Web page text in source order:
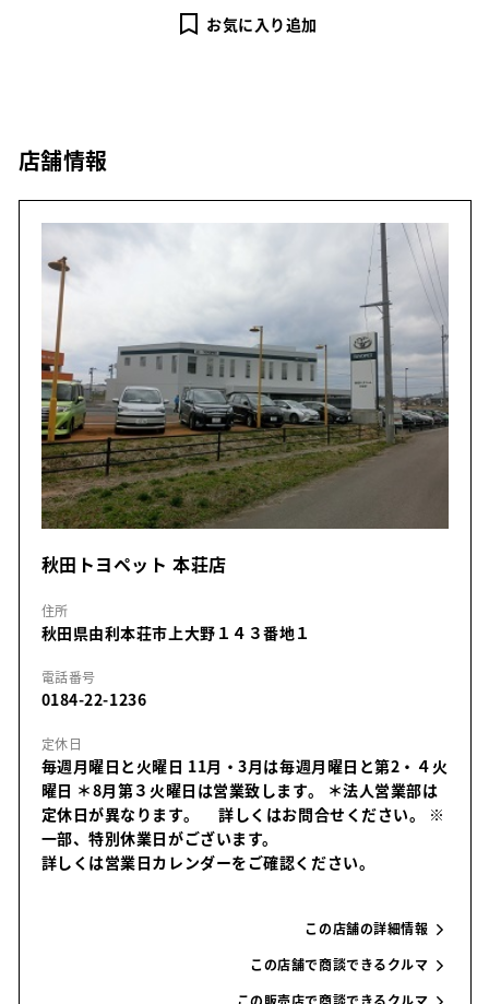
お気に入り追加
店舗情報
秋田トヨペット 本荘店
住所
秋田県由利本荘市上大野１４３番地１
電話番号
0184-22-1236
定休日
毎週月曜日と火曜日 11月・3月は毎週月曜日と第2・４火
曜日 ＊8月第３火曜日は営業致します。 ＊法人営業部は
定休日が異なります。 詳しくはお問合せください。 ※
一部、特別休業日がございます。
詳しくは営業日カレンダーをご確認ください。
この店舗の詳細情報
この店舗で商談できるクルマ
この販売店で商談できるクルマ